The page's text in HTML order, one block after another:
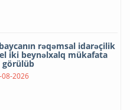
rəqəmsal idarəçilik
iki beynəlxalq mükafata
görülüb
08-2026